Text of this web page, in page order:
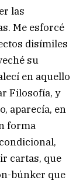
las
Me esforcé
disímiles
su
en aquello
Filosofía, y
aparecía, en
forma
cartas, que
búnker que